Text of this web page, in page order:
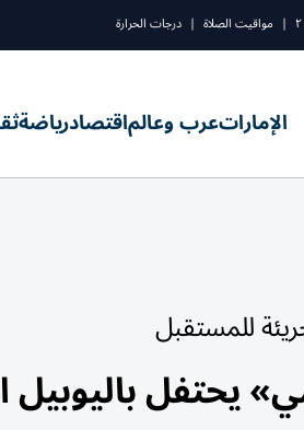
| مواقيت الصلاة | درجات الحرارة
الإماراتعرب وعالماقتصادرياضة
للمستقبل
يحتفل